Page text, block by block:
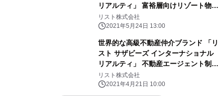
リアルティ」 富裕層向けリゾート物件
への問い合わせが増加 別荘需要の高ま
り続き全体の半数近くまでに
リスト株式会社
2021年5月24日 13:00
世界的な高級不動産仲介ブランド 「リ
スト サザビーズ インターナショナル
リアルティ」 不動産エージェント制度
を新たに開始
リスト株式会社
2021年4月21日 10:00